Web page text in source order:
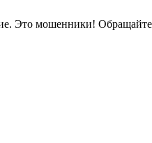
Это мошенники!